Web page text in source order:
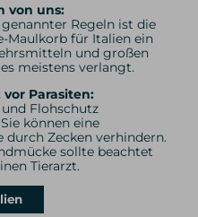
von uns:
Regeln ist die
Maulkorb für Italien ein
und großen
meistens verlangt.
Parasiten:
Flohschutz
können eine
Zecken verhindern.
sollte beachtet
Tierarzt.